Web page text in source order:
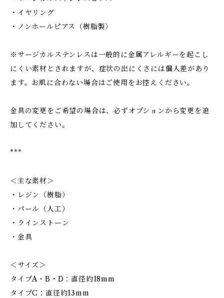
・イヤリング
・ノンホールピアス（樹脂製）
※サージカルステンレスは一般的に金属アレルギーを起こし
にくい素材とされますが、症状の出にくさには個人差があり
ます。お肌に合わない場合はご使用をお控えください。
金具の変更をご希望の場合は、必ずオプションから変更を追
加してください。
***
＜主な素材＞
・レジン（樹脂）
・パール（人工）
・ラインストーン
・金具
＜サイズ＞
タイプA・B・D：直径約18mm
タイプC：直径約13mm